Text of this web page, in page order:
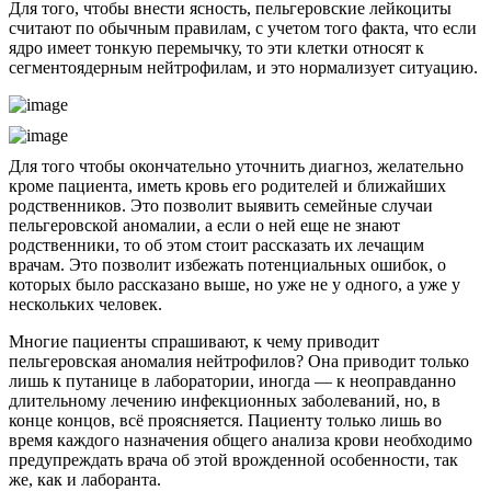
Для того, чтобы внести ясность, пельгеровские лейкоциты
считают по обычным правилам, с учетом того факта, что если
ядро имеет тонкую перемычку, то эти клетки относят к
сегментоядерным нейтрофилам, и это нормализует ситуацию.
Для того чтобы окончательно уточнить диагноз, желательно
кроме пациента, иметь кровь его родителей и ближайших
родственников. Это позволит выявить семейные случаи
пельгеровской аномалии, а если о ней еще не знают
родственники, то об этом стоит рассказать их лечащим
врачам. Это позволит избежать потенциальных ошибок, о
которых было рассказано выше, но уже не у одного, а уже у
нескольких человек.
Многие пациенты спрашивают, к чему приводит
пельгеровская аномалия нейтрофилов? Она приводит только
лишь к путанице в лаборатории, иногда — к неоправданно
длительному лечению инфекционных заболеваний, но, в
конце концов, всё проясняется. Пациенту только лишь во
время каждого назначения общего анализа крови необходимо
предупреждать врача об этой врожденной особенности, так
же, как и лаборанта.